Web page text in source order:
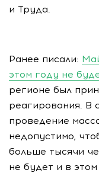
и Труда.
Ранее писали:
этом году не
регионе был
реагирования. В
проведение
недопустимо,
больше тысячи
не будет и в